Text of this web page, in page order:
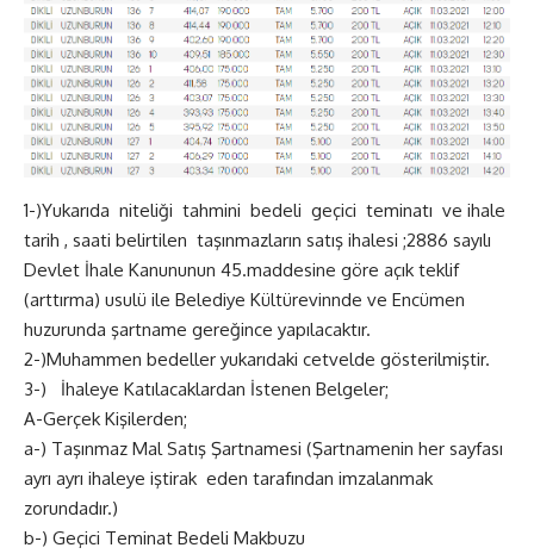
1-)Yukarıda niteliği tahmini bedeli geçici teminatı ve ihale
tarih , saati belirtilen taşınmazların satış ihalesi ;2886 sayılı
Devlet İhale Kanununun 45.maddesine göre açık teklif
(arttırma) usulü ile Belediye Kültürevinnde ve Encümen
huzurunda şartname gereğince yapılacaktır.
2-)Muhammen bedeller yukarıdaki cetvelde gösterilmiştir.
3-) İhaleye Katılacaklardan İstenen Belgeler;
A-Gerçek Kişilerden;
a-) Taşınmaz Mal Satış Şartnamesi (Şartnamenin her sayfası
ayrı ayrı ihaleye iştirak eden tarafından imzalanmak
zorundadır.)
b-) Geçici Teminat Bedeli Makbuzu